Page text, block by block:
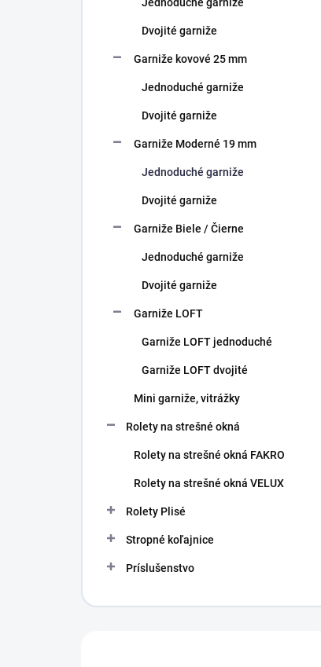
Dvojité garniže
Garniže kovové 25 mm
Jednoduché garniže
Dvojité garniže
Garniže Moderné 19 mm
Jednoduché garniže
Dvojité garniže
Garniže Biele / Čierne
Jednoduché garniže
Dvojité garniže
Garniže LOFT
Garniže LOFT jednoduché
Garniže LOFT dvojité
Mini garniže, vitrážky
Rolety na strešné okná
Rolety na strešné okná FAKRO
Rolety na strešné okná VELUX
Rolety Plisé
Stropné koľajnice
Príslušenstvo